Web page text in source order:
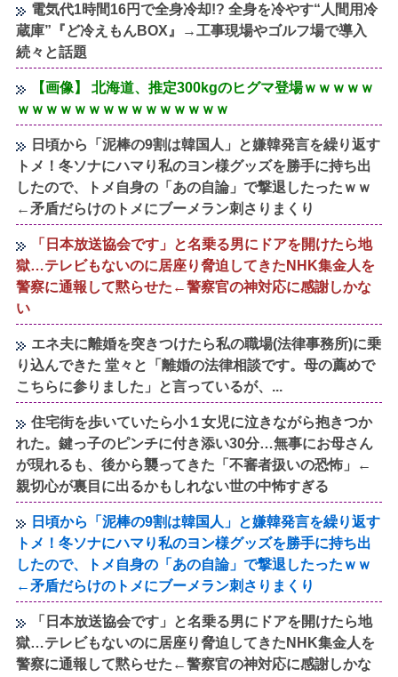
電気代1時間16円で全身冷却!? 全身を冷やす“人間用冷
蔵庫”『ど冷えもんBOX』→工事現場やゴルフ場で導入
続々と話題
【画像】 北海道、推定300kgのヒグマ登場ｗｗｗｗｗ
ｗｗｗｗｗｗｗｗｗｗｗｗｗｗｗ
日頃から「泥棒の9割は韓国人」と嫌韓発言を繰り返す
トメ！冬ソナにハマり私のヨン様グッズを勝手に持ち出
したので、トメ自身の「あの自論」で撃退したったｗｗ
←矛盾だらけのトメにブーメラン刺さりまくり
「日本放送協会です」と名乗る男にドアを開けたら地
獄…テレビもないのに居座り脅迫してきたNHK集金人を
警察に通報して黙らせた←警察官の神対応に感謝しかな
い
エネ夫に離婚を突きつけたら私の職場(法律事務所)に乗
り込んできた 堂々と「離婚の法律相談です。母の薦めで
こちらに参りました」と言っているが、...
住宅街を歩いていたら小１女児に泣きながら抱きつか
れた。鍵っ子のピンチに付き添い30分…無事にお母さん
が現れるも、後から襲ってきた「不審者扱いの恐怖」←
親切心が裏目に出るかもしれない世の中怖すぎる
日頃から「泥棒の9割は韓国人」と嫌韓発言を繰り返す
トメ！冬ソナにハマり私のヨン様グッズを勝手に持ち出
したので、トメ自身の「あの自論」で撃退したったｗｗ
←矛盾だらけのトメにブーメラン刺さりまくり
「日本放送協会です」と名乗る男にドアを開けたら地
獄…テレビもないのに居座り脅迫してきたNHK集金人を
警察に通報して黙らせた←警察官の神対応に感謝しかな